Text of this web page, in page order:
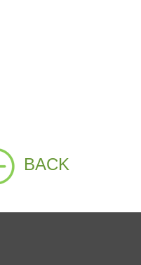
BACK